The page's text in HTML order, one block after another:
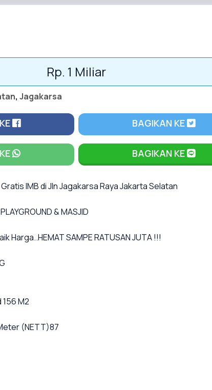
Rp. 1 Miliar
, Jagakarsa
BAGIKAN KE
BAGIKAN KE
IMB di Jln Jagakarsa Raya Jakarta Selatan
& MASJID
Harga..HEMAT SAMPE RATUSAN JUTA !!!
156 M2
(NETT)87